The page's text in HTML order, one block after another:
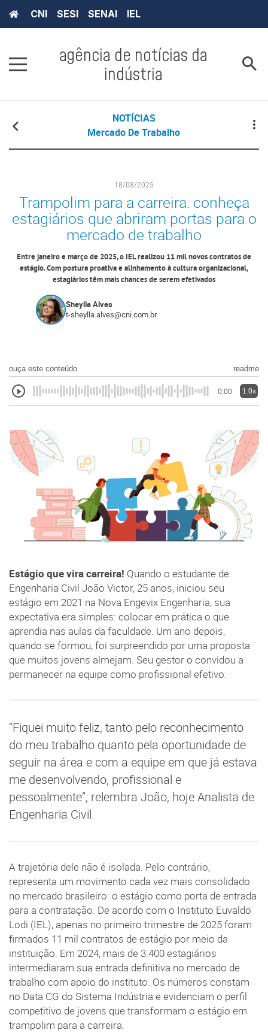
CNI SESI SENAI IEL
agência de notícias da
indústria
NOTÍCIAS
Mercado De Trabalho
18/08/2025
Trampolim para a carreira: conheça
estagiários que abriram portas para o
mercado de trabalho
Entre janeiro e março de 2025, o IEL realizou 11 mil novos contratos de
estágio. Com postura proativa e alinhamento à cultura organizacional,
estagiários têm mais chances de serem efetivados
Sheylla Alves
t-sheylla.alves@cni.com.br
ouça este conteúdo readme
0:00 1.0x
Estágio que vira carreira! Quando o estudante de
Engenharia Civil João Victor, 25 anos, iniciou seu
estágio em 2021 na Nova Engevix Engenharia, sua
expectativa era simples: colocar em prática o que
aprendia nas aulas da faculdade. Um ano depois,
quando se formou, foi surpreendido por uma proposta
que muitos jovens almejam. Seu gestor o convidou a
permanecer na equipe como profissional efetivo.
“Fiquei muito feliz, tanto pelo reconhecimento
do meu trabalho quanto pela oportunidade de
seguir na área e com a equipe em que já estava
me desenvolvendo, profissional e
pessoalmente”, relembra João, hoje Analista de
Engenharia Civil.
A trajetória dele não é isolada. Pelo contrário,
representa um movimento cada vez mais consolidado
no mercado brasileiro: o estágio como porta de entrada
para a contratação. De acordo com o Instituto Euvaldo
Lodi (IEL), apenas no primeiro trimestre de 2025 foram
firmados 11 mil contratos de estágio por meio da
instituição. Em 2024, mais de 3.400 estagiários
intermediaram sua entrada definitiva no mercado de
trabalho com apoio do instituto. Os números constam
no Data CG do Sistema Indústria e evidenciam o perfil
competitivo de jovens que transformam o estágio em
trampolim para a carreira.